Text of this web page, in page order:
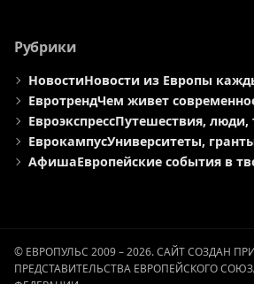
Рубрики
НовостиНовости из Европы
ЕвротрендЧем живет
ЕвроэкспрессПутешествия, люди,
ЕврокампусУниверситеты,
АфишаЕвропейские события в
© ЕВРОПУЛЬС 2009 – 2026. САЙТ СОЗДАН
ПРЕДСТАВИТЕЛЬСТВА ЕВРОПЕЙСКОГО